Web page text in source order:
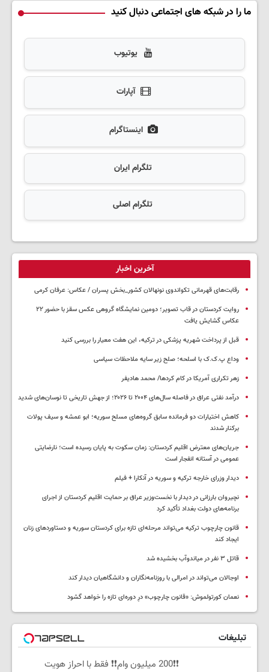
ما را در شبکه های اجتماعی دنبال کنید
یوتیوب
آپارات
اینستاگرام
تلگرام ایران
تلگرام اصلی
آخرین اخبار
رقابت‌های قهرمانی تکواندوی نونهالان کشور_بخش پسران / عکاس: عرفان کرمی
روایت کردستان در قاب تصویر؛ دومین نمایشگاه گروهی عکس سقز با حضور ۲۲
عکاس گشایش یافت
قبل از پرداخت شهریه پزشکی در ترکیه، این هفت معیار را بررسی کنید
وداع پ.ک.ک با اسلحه؛ صلح زیر سایه ملاحظات سیاسی
زهر تکراری آمریکا در کام کردها/ محمد هادیفر
درآمد نفتی عراق در فاصله سال‌های ۲۰۰۴ تا ۲۰۲۶؛ از جهش تاریخی تا نوسان‌های شدید
کاهش اختیارات دو فرمانده سابق گروه‌های مسلح سوریه؛ ابو عمشه و سیف پولات
برکنار شدند
جریان‌های معترض اقلیم کردستان: زمان سکوت به پایان رسیده است؛ نارضایتی
عمومی در آستانه انفجار است
دیدار وزرای خارجه ترکیه و سوریه در آنکارا + فیلم
نچیروان بارزانی در دیدار با نخست‌وزیر عراق بر حمایت اقلیم کردستان از اجرای
برنامه‌های دولت بغداد تأکید کرد
قانون چارچوب ترکیه می‌تواند مرحله‌ای تازه برای کردستان سوریه و دستاوردهای زنان
ایجاد کند
قاتل ٣ نفر در میاندوآب بخشیده شد
اوجالان می‌تواند در امرالی با روزنامه‌نگاران و دانشگاهیان دیدار کند
نعمان کورتولموش: «قانون چارچوب» درِ دوره‌ای تازه را خواهد گشود
تبلیغات
❗❗200 میلیون وام❗❗ فقط با احراز هویت